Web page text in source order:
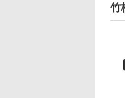
竹